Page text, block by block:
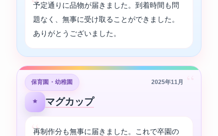
予定通りに品物が届きました。到着時間も問
題なく、無事に受け取ることができました。
ありがとうございました。
保育園・幼稚園 2025年11月
マグカップ
再制作分も無事に届きました。これで卒園の